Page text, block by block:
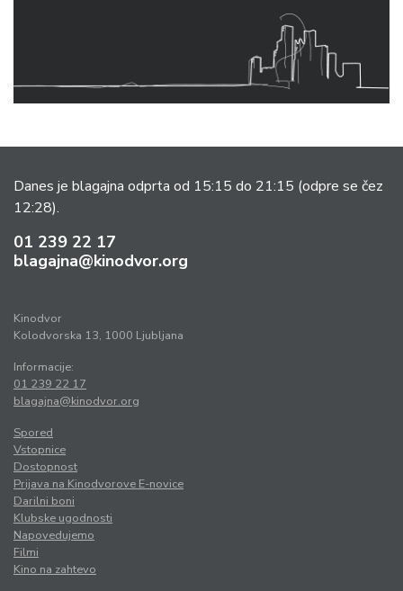
Danes je blagajna odprta od 15:15 do 21:15 (odpre se čez
12:28).
01 239 22 17
blagajna@kinodvor.org
Kinodvor
Kolodvorska 13, 1000 Ljubljana
Informacije:
01 239 22 17
blagajna@kinodvor.org
Spored
Vstopnice
Dostopnost
Prijava na Kinodvorove E-novice
Darilni boni
Klubske ugodnosti
Napovedujemo
Filmi
Kino na zahtevo